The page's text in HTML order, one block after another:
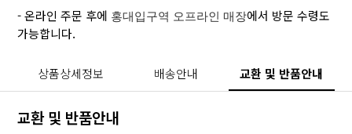
- 온라인 주문 후에 홍대입구역 오프라인 매장에서 방문 수령도
가능합니다.
상품상세정보 배송안내 교환 및 반품안내
교환 및 반품안내